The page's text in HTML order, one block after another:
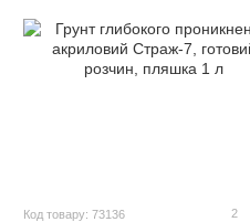
Код товару: 73136 2